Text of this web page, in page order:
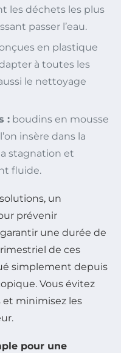
les déchets les plus
passer l’eau.
en plastique
à toutes les
le nettoyage
: boudins en mousse
insère dans la
stagnation et
fluide.
un
prévenir
une durée de
de ces
simplement depuis
Vous évitez
et minimisez les
pour une